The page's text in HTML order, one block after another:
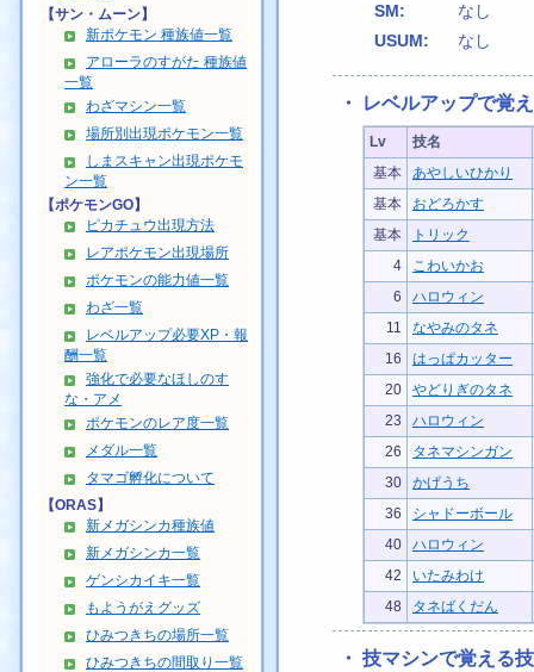
【サン・ムーン】
新ポケモン 種族値一覧
アローラのすがた 種族値
一覧
わざマシン一覧
場所別出現ポケモン一覧
しまスキャン出現ポケモ
ン一覧
【ポケモンGO】
ピカチュウ出現方法
レアポケモン出現場所
ポケモンの能力値一覧
わざ一覧
レベルアップ必要XP・報
酬一覧
強化で必要なほしのす
な・アメ
ポケモンのレア度一覧
メダル一覧
タマゴ孵化について
【ORAS】
新メガシンカ種族値
新メガシンカ一覧
ゲンシカイキ一覧
もようがえグッズ
ひみつきちの場所一覧
ひみつきちの間取り一覧
SM:
なし
USUM:
なし
・ レベルアップで覚
Lv
技名
基本
あやしいひかり
基本
おどろかす
基本
トリック
4
こわいかお
6
ハロウィン
11
なやみのタネ
16
はっぱカッター
20
やどりぎのタネ
23
ハロウィン
26
タネマシンガン
30
かげうち
36
シャドーボール
40
ハロウィン
42
いたみわけ
48
タネばくだん
・ 技マシンで覚える技